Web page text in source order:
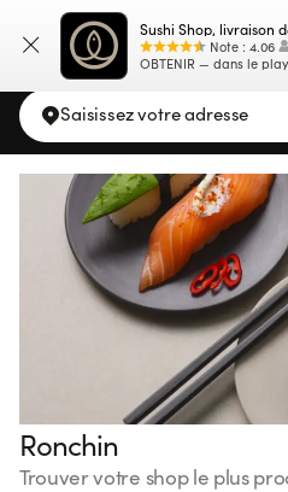
Sushi Shop, livraison
Note : 4.06
OBTENIR — dans le
Carte
Saisissez votre adresse
Ronchin
Trouver votre shop le plus